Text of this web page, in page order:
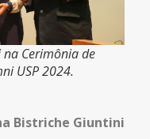
Cerimônia de
USP 2024.
Bistriche Giuntini